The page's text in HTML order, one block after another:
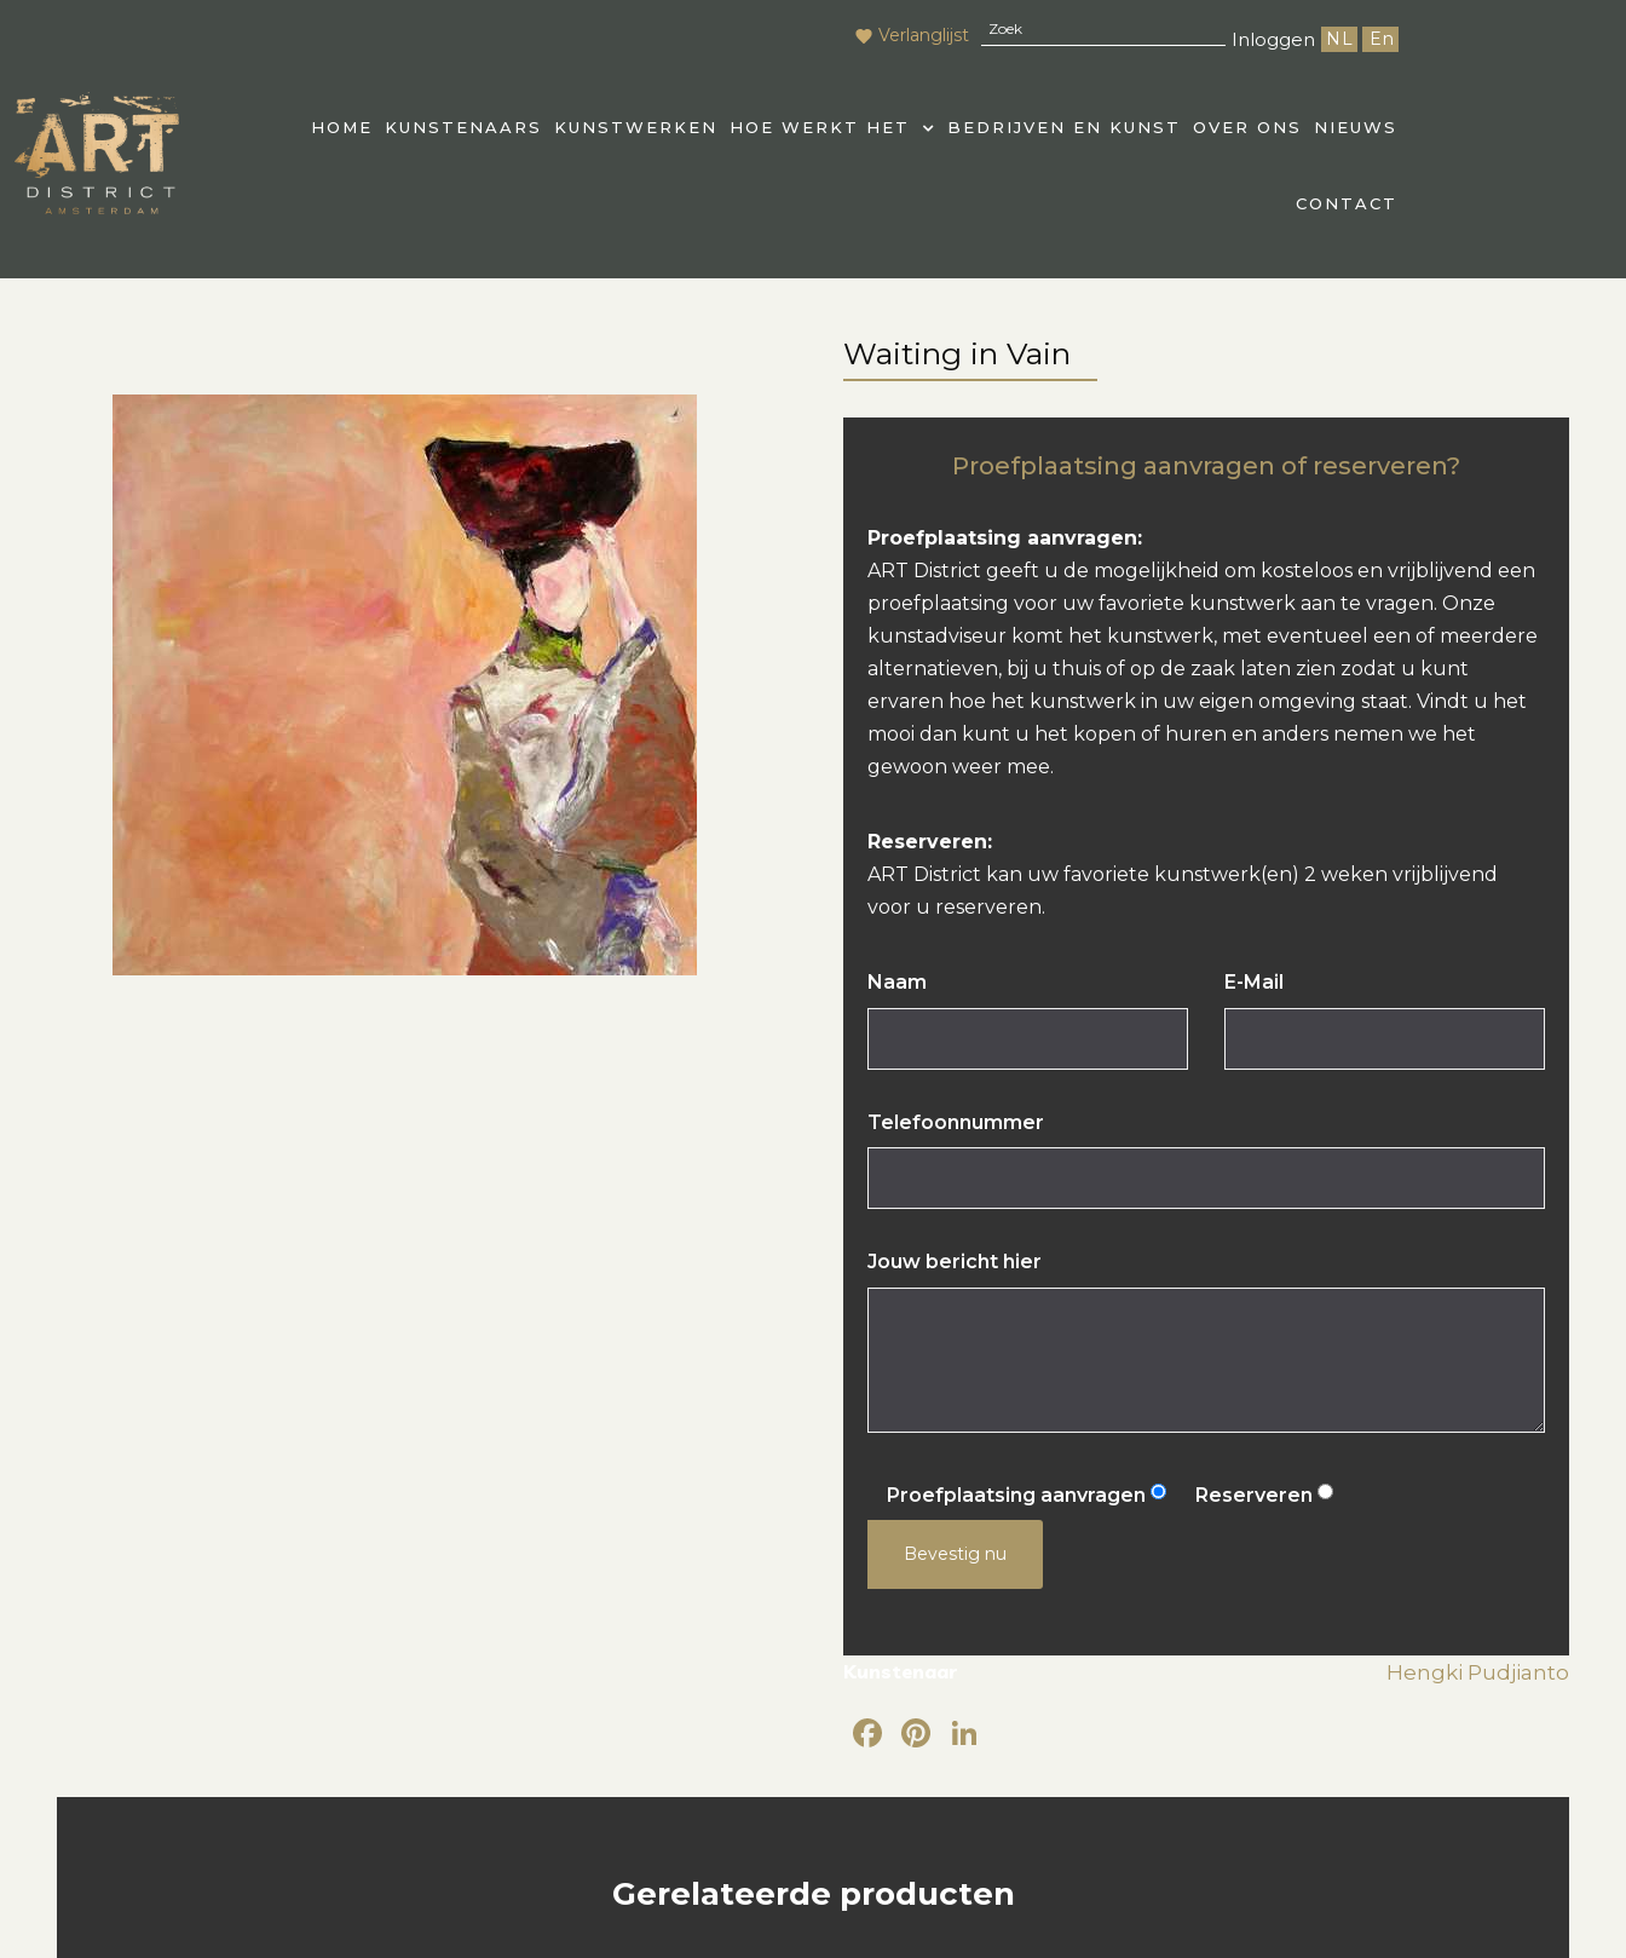
Verlanglijst Inloggen NL En
HOME KUNSTENAARS KUNSTWERKEN HOE WERKT HET BEDRIJVEN EN KUNST OVER ONS NIEUWS
CONTACT
Waiting in Vain
Proefplaatsing aanvragen of reserveren?
Proefplaatsing aanvragen:
ART District geeft u de mogelijkheid om kosteloos en vrijblijvend een
proefplaatsing voor uw favoriete kunstwerk aan te vragen. Onze
kunstadviseur komt het kunstwerk, met eventueel een of meerdere
alternatieven, bij u thuis of op de zaak laten zien zodat u kunt
ervaren hoe het kunstwerk in uw eigen omgeving staat. Vindt u het
mooi dan kunt u het kopen of huren en anders nemen we het
gewoon weer mee.
Reserveren:
ART District kan uw favoriete kunstwerk(en) 2 weken vrijblijvend
voor u reserveren.
Naam E-Mail
Telefoonnummer
Jouw bericht hier
Proefplaatsing aanvragen Reserveren
Bevestig nu
Hengki Pudjianto
Facebook
Pinterest
Gerelateerde producten